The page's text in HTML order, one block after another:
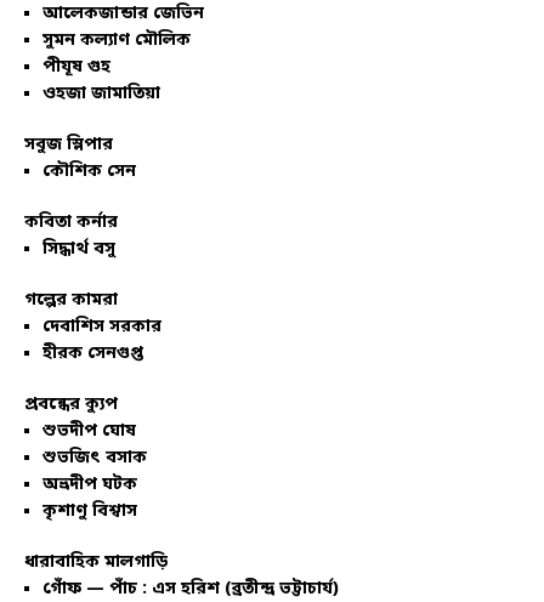
আলেকজান্ডার জেভিন
সুমন কল্যাণ মৌলিক
পীযূষ গুহ
ওহজা জামাতিয়া
সবুজ স্লিপার
কৌশিক সেন
কবিতা কর্নার
সিদ্ধার্থ বসু
গল্পের কামরা
দেবাশিস সরকার
হীরক সেনগুপ্ত
প্রবন্ধের ক্যুপ
শুভদীপ ঘোষ
শুভজিৎ বসাক
অভ্রদীপ ঘটক
কৃশাণু বিশ্বাস
ধারাবাহিক মালগাড়ি
গোঁফ — পাঁচ : এস হরিশ (ব্রতীন্দ্র ভট্টাচার্য)